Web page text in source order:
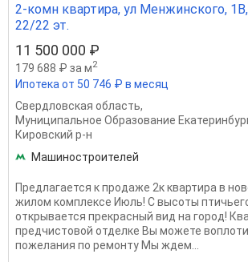
2-комн квартира, ул Менжинского,
22/22 эт.
11 500 000 ₽
179 688 ₽ за м2
Ипотека от 50 746 ₽ в месяц
Свердловская область,
Муниципальное Образование
Кировский р-н
Машиностроителей
Предлагается к продаже 2к квартира в
жилом комплексе Июль! С высоты
открывается прекрасный вид на город!
предчистовой отделке Вы можете
пожелания по ремонту Мы ждем...